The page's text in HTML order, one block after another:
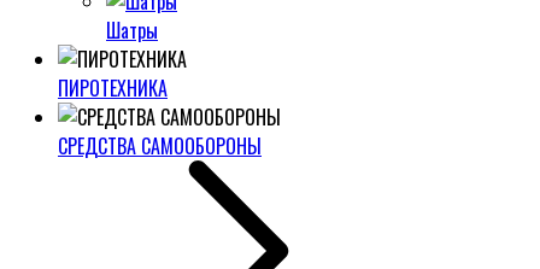
Шатры
ПИРОТЕХНИКА
СРЕДСТВА САМООБОРОНЫ